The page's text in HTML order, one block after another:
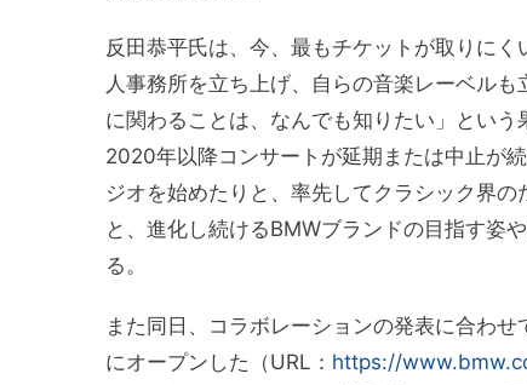
反田恭平氏は、今、最もチケットが取りに
人事務所を立ち上げ、自らの音楽レーベル
に関わることは、なんでも知りたい」という
2020年以降コンサートが延期または中止が
ジオを始めたりと、率先してクラシック界
と、進化し続けるBMWブランドの目指す姿
る。
また同日、コラボレーションの発表に合わ
にオープンした（URL： https://